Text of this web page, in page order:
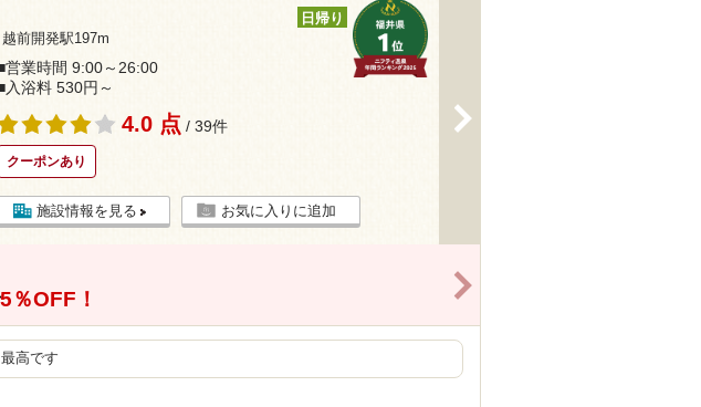
越前開発駅197m
日帰り
営業時間 9:00～26:00
入浴料 530円～
4.0 点 / 39件
クーポンあり
施設情報を見る お気に入りに追加
5％OFF！
高です